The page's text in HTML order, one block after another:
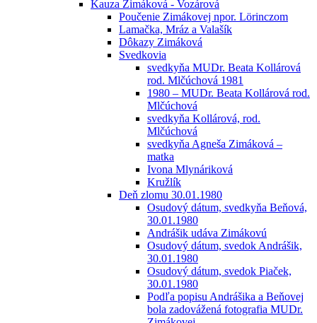
Kauza Zimáková - Vozárová
Poučenie Zimákovej npor. Lörinczom
Lamačka, Mráz a Valašík
Dôkazy Zimáková
Svedkovia
svedkyňa MUDr. Beata Kollárová
rod. Mlčúchová 1981
1980 – MUDr. Beata Kollárová rod.
Mlčúchová
svedkyňa Kollárová, rod.
Mlčúchová
svedkyňa Agneša Zimáková –
matka
Ivona Mlynáriková
Kružlík
Deň zlomu 30.01.1980
Osudový dátum, svedkyňa Beňová,
30.01.1980
Andrášik udáva Zimákovú
Osudový dátum, svedok Andrášik,
30.01.1980
Osudový dátum, svedok Piaček,
30.01.1980
Podľa popisu Andrášika a Beňovej
bola zadovážená fotografia MUDr.